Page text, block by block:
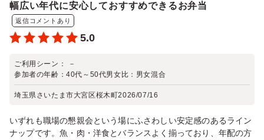
幅広い年代に安心しておすすめできるお弁当
返信コメントあり
5.0
ご利用シーン：
－
参加者の年齢：40代～50代男女比： 男女混合
埼玉県さいたま市大宮区桜木町2026/07/16
いずれも職場の懇親会という場にふさわしい安定感のあるライン
ナップです。魚・肉・洋食とバランスよく揃っており、年配の方